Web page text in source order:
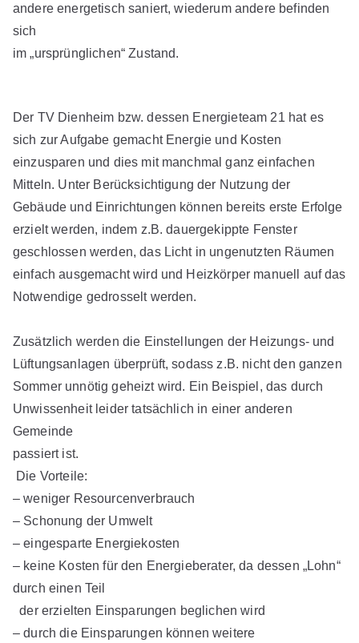
andere energetisch saniert, wiederum andere befinden
sich
im „ursprünglichen“ Zustand.
Der TV Dienheim bzw. dessen Energieteam 21 hat es
sich zur Aufgabe gemacht Energie und Kosten
einzusparen und dies mit manchmal ganz einfachen
Mitteln. Unter Berücksichtigung der Nutzung der
Gebäude und Einrichtungen können bereits erste Erfolge
erzielt werden, indem z.B. dauergekippte Fenster
geschlossen werden, das Licht in ungenutzten Räumen
einfach ausgemacht wird und Heizkörper manuell auf das
Notwendige gedrosselt werden.
Zusätzlich werden die Einstellungen der Heizungs- und
Lüftungsanlagen überprüft, sodass z.B. nicht den ganzen
Sommer unnötig geheizt wird. Ein Beispiel, das durch
Unwissenheit leider tatsächlich in einer anderen
Gemeinde
passiert ist.
Die Vorteile:
– weniger Resourcenverbrauch
– Schonung der Umwelt
– eingesparte Energiekosten
– keine Kosten für den Energieberater, da dessen „Lohn“
durch einen Teil
der erzielten Einsparungen beglichen wird
– durch die Einsparungen können weitere